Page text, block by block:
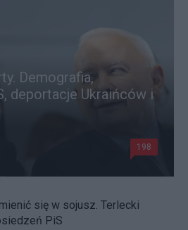
Demografia,
deportacje Ukraińców i
198
się w sojusz. Terlecki
PiS